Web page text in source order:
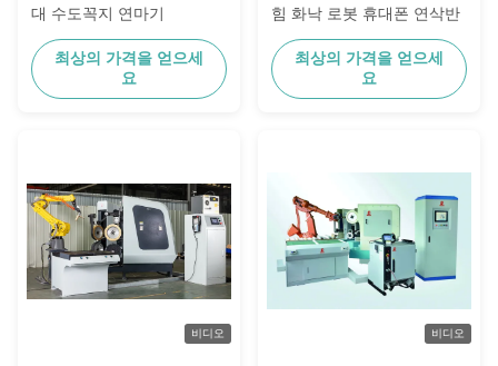
대 수도꼭지 연마기
최상의 가격을 얻으세
요
힘 화낙 로봇 휴대폰 연삭반
최상의 가격을 얻으세
요
비디오 비디오